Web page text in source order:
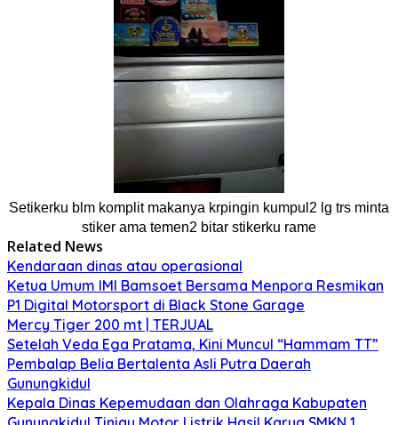
Setikerku blm komplit makanya krpingin kumpul2 lg trs minta
stiker ama temen2 bitar stikerku rame
Related News
Kendaraan dinas atau operasional
Ketua Umum IMI Bamsoet Bersama Menpora Resmikan
P1 Digital Motorsport di Black Stone Garage
Mercy Tiger 200 mt | TERJUAL
Setelah Veda Ega Pratama, Kini Muncul “Hammam TT”
Pembalap Belia Bertalenta Asli Putra Daerah
Gunungkidul
Kepala Dinas Kepemudaan dan Olahraga Kabupaten